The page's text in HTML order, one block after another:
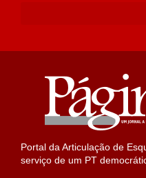
Portal da Articulação de
serviço de um PT